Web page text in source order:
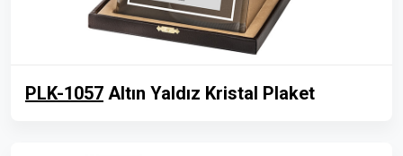
PLK-1057 Altın Yaldız Kristal Plaket